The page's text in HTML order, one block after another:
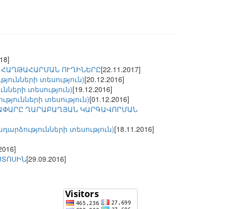
ՈՒՂԻՆԵՐԸ[22.11.2017]
տեսություն)[20.12.2016]
տեսություն)[19.12.2016]
տեսություն)[01.12.2016]
ՂԱՐԱԲԱՂՅԱՆ ԿԱՐԳԱՎՈՐՄԱՆ
տեսություն)[18.11.2016]
[29.09.2016]